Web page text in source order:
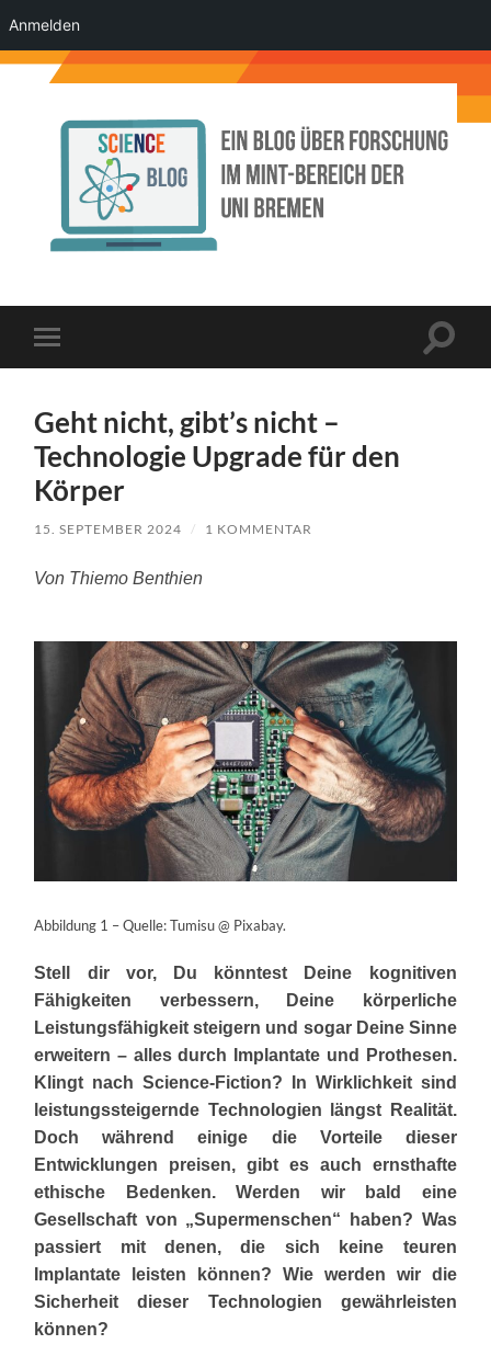
Anmelden
der
Menü
Geht nicht, gibt’s nicht –
Technologie Upgrade für den
Körper
15. SEPTEMBER 2024 / 1 KOMMENTAR
Von Thiemo Benthien
Abbildung 1 – Quelle: Tumisu @ Pixabay.
Stell dir vor, Du könntest Deine kognitiven
Fähigkeiten verbessern, Deine körperliche
Leistungsfähigkeit steigern und sogar Deine Sinne
erweitern – alles durch Implantate und Prothesen.
Klingt nach Science-Fiction? In Wirklichkeit sind
leistungssteigernde Technologien längst Realität.
Doch während einige die Vorteile dieser
Entwicklungen preisen, gibt es auch ernsthafte
ethische Bedenken. Werden wir bald eine
Gesellschaft von „Supermenschen“ haben? Was
passiert mit denen, die sich keine teuren
Implantate leisten können? Wie werden wir die
Sicherheit dieser Technologien gewährleisten
können?